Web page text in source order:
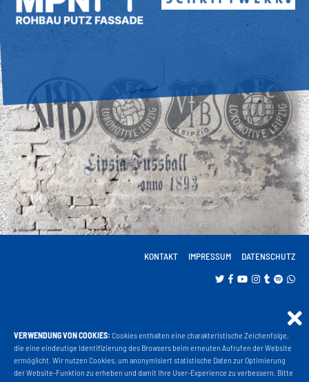
KONTAKT IMPRESSUM DATENSCHUTZ
Projekt Liga 3
VERWENDUNG VON COOKIES: Cookies enthalten eine charakteristische Zeichenfolge,
die eine eindeutige Identifizierung des Browsers beim erneuten Aufrufen der Website
ermöglicht. Wir nutzen Cookies, um anonymisiert statistische Daten zur Optimierung
der Website-Funktion zu erheben und damit Ihre User-Experience zu verbessern. Bitte